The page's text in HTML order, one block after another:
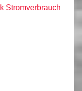
Stromverbrauch